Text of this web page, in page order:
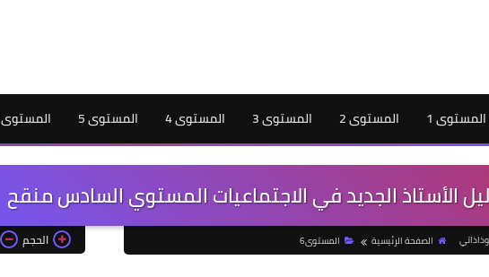
المستوى 1 المستوى 2 المستوى 3 المستوى 4 المستوى 5 المستوى 6
الأستاذ الجديد في الاجتماعيات المستوي السادس منقح
الصفحة الرئيسية المستوى6 الحجم